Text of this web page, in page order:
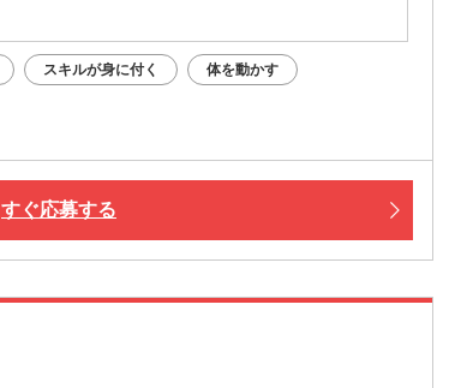
スキルが身に付く 体を動かす
すぐ応募する